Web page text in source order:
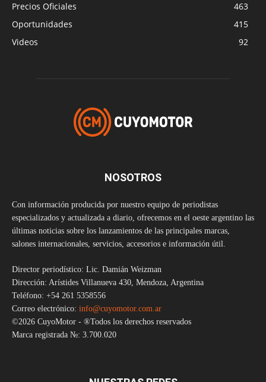
Precios Oficiales
463
Oportunidades
415
Videos
92
NOSOTROS
Con información producida por nuestro equipo de periodistas
especializados y actualizada a diario, ofrecemos en el oeste argentino las
últimas noticias sobre los lanzamientos de las principales marcas,
salones internacionales, servicios, accesorios e información útil.
Director periodístico: Lic. Damián Weizman
Dirección: Arístides Villanueva 430, Mendoza, Argentina
Teléfono: +54 261 5358556
Correo electrónico: info@cuyomotor.com.ar
©2026 CuyoMotor - ®Todos los derechos reservados
Marca registrada №: 3.700.020